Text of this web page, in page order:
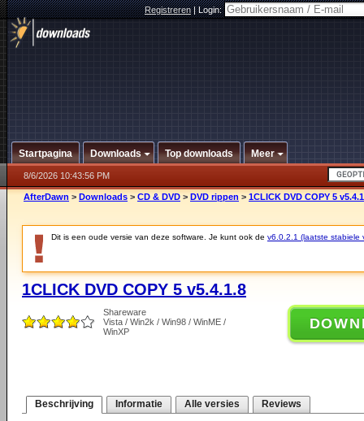
Registreren|Login:
Startpagina Downloads Top downloads Meer
8/6/2026 10:43:56 PM
AfterDawn > Downloads > CD & DVD > DVD rippen > 1CLICK DVD COPY 5
Dit is een oude versie van deze software. Je kunt ook de v6.0.2.1 (laatste stabiele
1CLICK DVD COPY 5 v5.4.1.8
Shareware
Vista / Win2k / Win98 / WinME /
WinXP
Beschrijving Informatie Alle versies Reviews